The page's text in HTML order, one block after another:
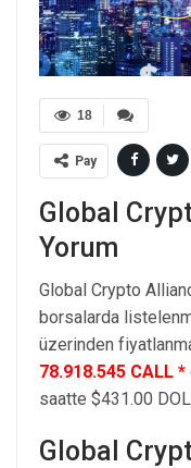
18
Pay
Global
Yorum
Global Crypto
borsalarda
üzerinden
78.918.545 CALL *
saatte $431.00
Global